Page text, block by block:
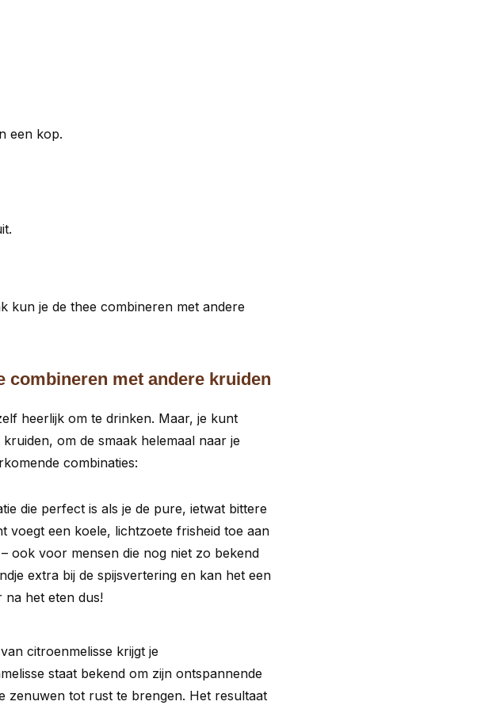
een kop.
kun je de thee combineren met andere
combineren met andere kruiden
heerlijk om te drinken. Maar, je kunt
om de smaak helemaal naar je
combinaties:
die perfect is als je de pure, ietwat bittere
voegt een koele, lichtzoete frisheid toe aan
ook voor mensen die nog niet zo bekend
extra bij de spijsvertering en kan het een
na het eten dus!
citroenmelisse krijgt je
staat bekend om zijn ontspannende
zenuwen tot rust te brengen. Het resultaat